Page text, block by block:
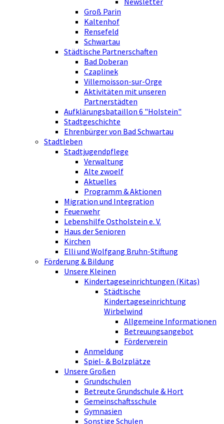
Groß Parin
Kaltenhof
Rensefeld
Schwartau
Städtische Partnerschaften
Bad Doberan
Czaplinek
Villemoisson-sur-Orge
Aktivitäten mit unseren
Partnerstädten
Aufklärungsbataillon 6 "Holstein"
Stadtgeschichte
Ehrenbürger von Bad Schwartau
Stadtleben
Stadtjugendpflege
Verwaltung
Alte zwoelf
Aktuelles
Programm & Aktionen
Migration und Integration
Feuerwehr
Lebenshilfe Ostholstein e. V.
Haus der Senioren
Kirchen
Elli und Wolfgang Bruhn-Stiftung
Förderung & Bildung
Unsere Kleinen
Kindertageseinrichtungen (Kitas)
Städtische
Kindertageseinrichtung
Wirbelwind
Allgemeine Informationen
Betreuungsangebot
Förderverein
Anmeldung
Spiel- & Bolzplätze
Unsere Großen
Grundschulen
Betreute Grundschule & Hort
Gemeinschaftsschule
Gymnasien
Sonstige Schulen